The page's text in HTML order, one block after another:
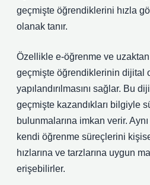
geçmişte öğrendiklerini hızla
olanak tanır.
Özellikle e-öğrenme ve
geçmişte öğrendiklerinin dijital
yapılandırılmasını sağlar. Bu
geçmişte kazandıkları bilgiyle
bulunmalarına imkan verir.
kendi öğrenme süreçlerini
hızlarına ve tarzlarına uygun
erişebilirler.